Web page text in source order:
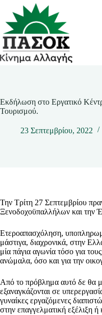
Μετάβαση
περιεχόμενο
Εκδήλωση στο Εργατικό
Τουρισμού.
23 Σεπτεμβρίου, 2022
Την Τρίτη 27 Σεπτεμβρίου
Ξενοδοχοϋπαλλήλων και την
Ετεροαπασχόληση,
μάστιγα, διαχρονικά, στην
μία πάγια αγωνία τόσο για
ανώμαλα, όσο και για την
Από το πρόβλημα αυτό δε θα
εξαναγκάζονται σε
γυναίκες εργαζόμενες
στην επαγγελματική εξέλιξη